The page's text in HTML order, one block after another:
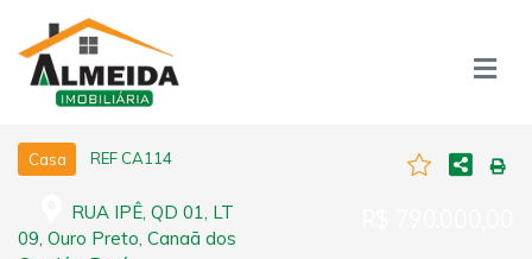
Casa REF CA114
RUA IPÊ, QD 01, LT
09, Ouro Preto, Canaã dos